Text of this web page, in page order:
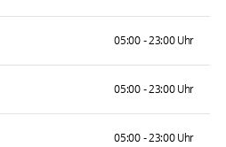
05:00 - 23:00 Uhr
05:00 - 23:00 Uhr
05:00 - 23:00 Uhr